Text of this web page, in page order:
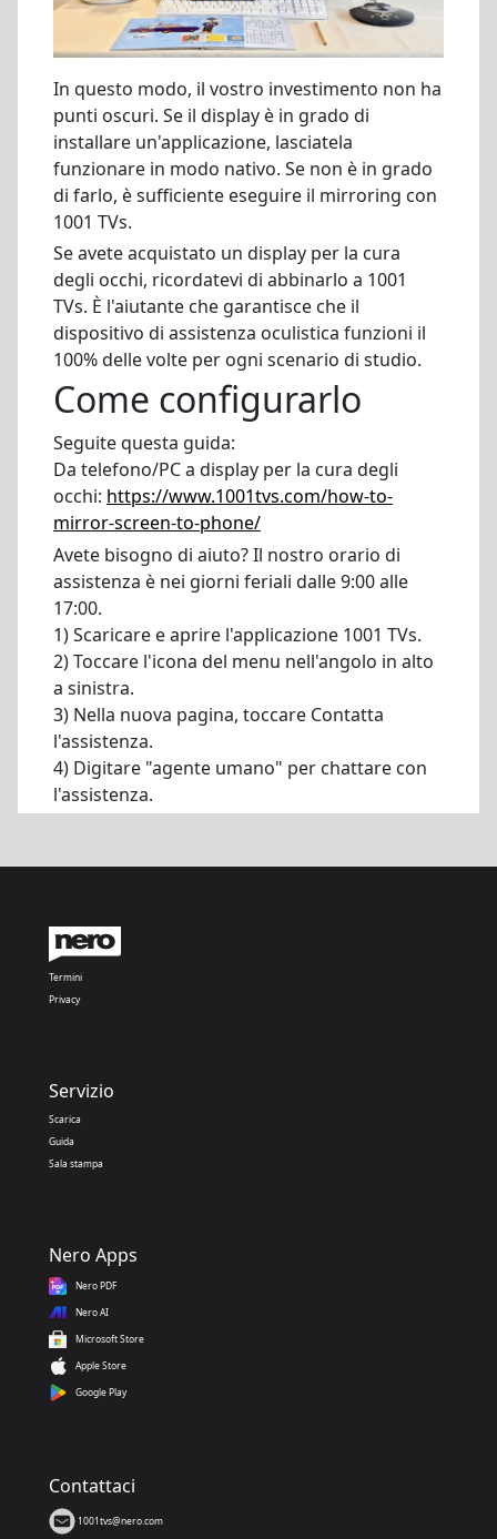
In questo modo, il vostro investimento non ha
punti oscuri. Se il display è in grado di
installare un'applicazione, lasciatela
funzionare in modo nativo. Se non è in grado
di farlo, è sufficiente eseguire il mirroring con
1001 TVs.
Se avete acquistato un display per la cura
degli occhi, ricordatevi di abbinarlo a 1001
TVs. È l'aiutante che garantisce che il
dispositivo di assistenza oculistica funzioni il
100% delle volte per ogni scenario di studio.
Come configurarlo
Seguite questa guida:
Da telefono/PC a display per la cura degli
occhi: https://www.1001tvs.com/how-to-
mirror-screen-to-phone/
Avete bisogno di aiuto? Il nostro orario di
assistenza è nei giorni feriali dalle 9:00 alle
17:00.
1) Scaricare e aprire l'applicazione 1001 TVs.
2) Toccare l'icona del menu nell'angolo in alto
a sinistra.
3) Nella nuova pagina, toccare Contatta
l'assistenza.
4) Digitare "agente umano" per chattare con
l'assistenza.
Termini
Privacy
Servizio
Scarica
Guida
Sala stampa
Nero Apps
Nero PDF
Nero AI
Microsoft Store
Apple Store
Google Play
Contattaci
1001tvs@nero.com